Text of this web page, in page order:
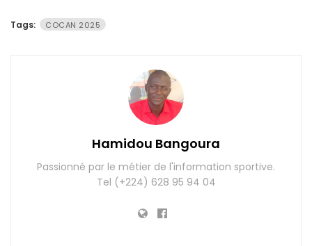
Tags: COCAN 2025
Hamidou Bangoura
Passionné par le métier de l'information sportive.
Tel (+224) 628 95 94 04